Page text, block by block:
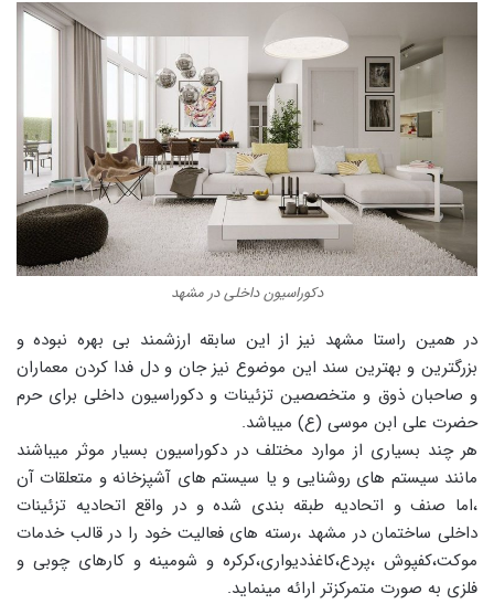
دکوراسیون داخلی در مشهد
در همین راستا مشهد نیز از این سابقه ارزشمند بی بهره نبوده و
بزرگترین و بهترین سند این موضوع نیز جان و دل فدا کردن معماران
و صاحبان ذوق و متخصصین تزئینات و دکوراسیون داخلی برای حرم
حضرت علی ابن موسی (ع) میباشد.
هر چند بسیاری از موارد مختلف در دکوراسیون بسیار موثر میباشند
مانند سیستم های روشنایی و یا سیستم های آشپزخانه و متعلقات آن
،اما صنف و اتحادیه طبقه بندی شده و در واقع اتحادیه تزئینات
داخلی ساختمان در مشهد ،رسته های فعالیت خود را در قالب خدمات
موکت،کفپوش ،پردع،کاغذدیواری،کرکره و شومینه و کارهای چوبی و
فلزی به صورت متمرکزتر ارائه مینماید.